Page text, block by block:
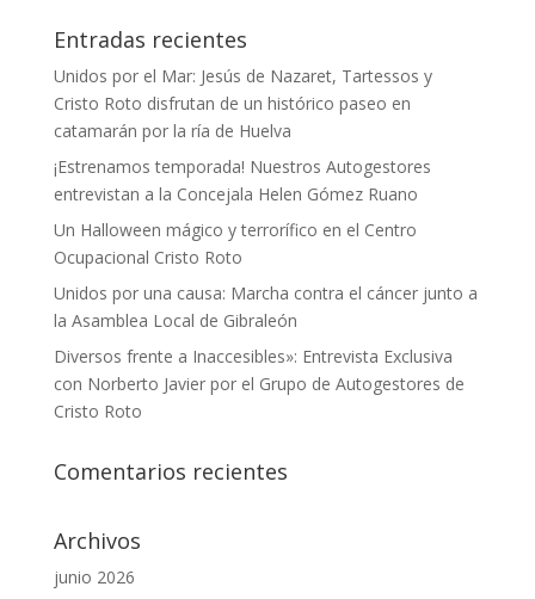
Entradas recientes
Unidos por el Mar: Jesús de Nazaret, Tartessos y
Cristo Roto disfrutan de un histórico paseo en
catamarán por la ría de Huelva
¡Estrenamos temporada! Nuestros Autogestores
entrevistan a la Concejala Helen Gómez Ruano
Un Halloween mágico y terrorífico en el Centro
Ocupacional Cristo Roto
Unidos por una causa: Marcha contra el cáncer junto a
la Asamblea Local de Gibraleón
Diversos frente a Inaccesibles»: Entrevista Exclusiva
con Norberto Javier por el Grupo de Autogestores de
Cristo Roto
Comentarios recientes
Archivos
junio 2026